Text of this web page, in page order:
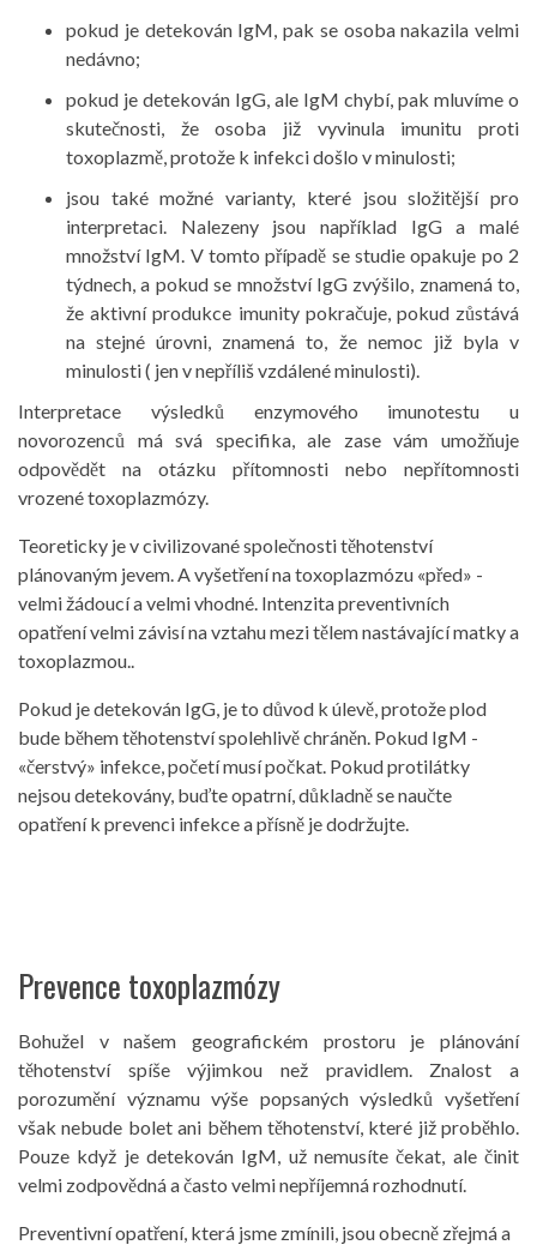
pokud je detekován IgM, pak se osoba nakazila velmi
nedávno;
pokud je detekován IgG, ale IgM chybí, pak mluvíme o
skutečnosti, že osoba již vyvinula imunitu proti
toxoplazmě, protože k infekci došlo v minulosti;
jsou také možné varianty, které jsou složitější pro
interpretaci. Nalezeny jsou například IgG a malé
množství IgM. V tomto případě se studie opakuje po 2
týdnech, a pokud se množství IgG zvýšilo, znamená to,
že aktivní produkce imunity pokračuje, pokud zůstává
na stejné úrovni, znamená to, že nemoc již byla v
minulosti ( jen v nepříliš vzdálené minulosti).
Interpretace výsledků enzymového imunotestu u
novorozenců má svá specifika, ale zase vám umožňuje
odpovědět na otázku přítomnosti nebo nepřítomnosti
vrozené toxoplazmózy.
Teoreticky je v civilizované společnosti těhotenství
plánovaným jevem. A vyšetření na toxoplazmózu «před» -
velmi žádoucí a velmi vhodné. Intenzita preventivních
opatření velmi závisí na vztahu mezi tělem nastávající matky a
toxoplazmou..
Pokud je detekován IgG, je to důvod k úlevě, protože plod
bude během těhotenství spolehlivě chráněn. Pokud IgM -
«čerstvý» infekce, početí musí počkat. Pokud protilátky
nejsou detekovány, buďte opatrní, důkladně se naučte
opatření k prevenci infekce a přísně je dodržujte.
Prevence toxoplazmózy
Bohužel v našem geografickém prostoru je plánování
těhotenství spíše výjimkou než pravidlem. Znalost a
porozumění významu výše popsaných výsledků vyšetření
však nebude bolet ani během těhotenství, které již proběhlo.
Pouze když je detekován IgM, už nemusíte čekat, ale činit
velmi zodpovědná a často velmi nepříjemná rozhodnutí.
Preventivní opatření, která jsme zmínili, jsou obecně zřejmá a